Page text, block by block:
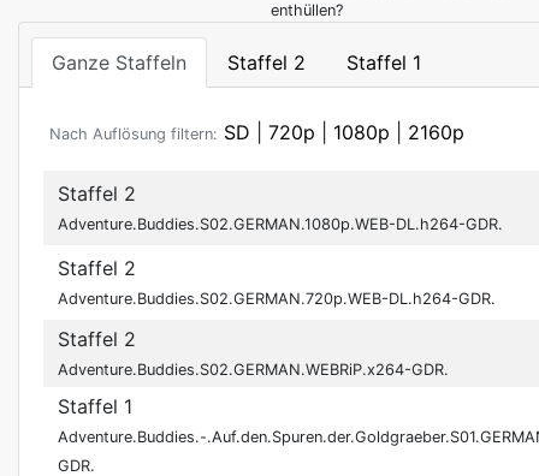
enthüllen?
Ganze Staffeln Staffel 2 Staffel 1
Nach Auflösung filtern: SD 720p 1080p 2160p
Staffel 2
Adventure.Buddies.S02.GERMAN.1080p.WEB-DL.h264-GDR.
Staffel 2
Adventure.Buddies.S02.GERMAN.720p.WEB-DL.h264-GDR.
Staffel 2
Adventure.Buddies.S02.GERMAN.WEBRiP.x264-GDR.
Staffel 1
Adventure.Buddies.-
GDR.